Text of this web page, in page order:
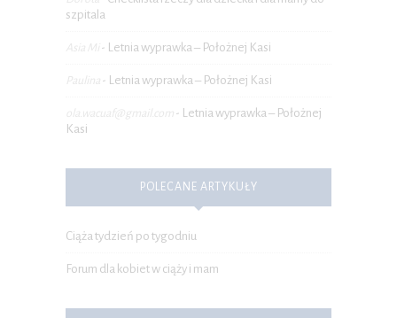
szpitala
Asia Mi - Letnia wyprawka – Położnej Kasi
Paulina - Letnia wyprawka – Położnej Kasi
ola.wacuaf@gmail.com -
Letnia wyprawka – Położnej
Kasi
POLECANE ARTYKUŁY
Ciąża tydzień po tygodniu
Forum dla kobiet w ciąży i mam